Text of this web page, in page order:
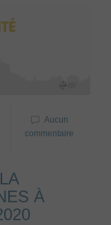
Aucun
commentaire
À